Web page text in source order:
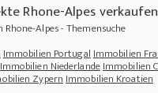
Rhone-Alpes
Alpes - Themensuche
Immobilien PortugalImmobilien
Immobilien NiederlandeImmobilien
ZypernImmobilien Kroatien